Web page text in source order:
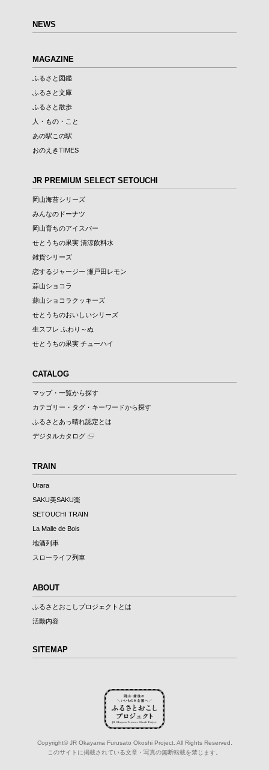
NEWS
MAGAZINE
ふるさと図鑑
ふるさと文庫
ふるさと散歩
人・もの・こと
あの駅この駅
おのえきTIMES
JR PREMIUM SELECT SETOUCHI
岡山海苔シリーズ
みんなのドーナツ
岡山育ちのアイスバー
せとうちの果実 清涼飲料水
雑貨シリーズ
恋するジャージー 瀬戸田レモン
蒜山ショコラ
蒜山ショコラクッキーズ
せとうちのおいしいシリーズ
生スフレ ふわり～ぬ
せとうちの果実 チューハイ
CATALOG
マップ・一覧から探す
カテゴリー・タグ・キーワードから探す
ふるさとあっ晴れ認定とは
デジタルカタログ
TRAIN
Urara
SAKU美SAKU楽
SETOUCHI TRAIN
La Malle de Bois
地酒列車
スローライフ列車
ABOUT
ふるさとおこしプロジェクトとは
活動内容
SITEMAP
Copyright© JR Okayama Furusato Okoshi Project. All Rights Reserved.
このサイトに掲載されている文章・写真の無断転載を禁じます。